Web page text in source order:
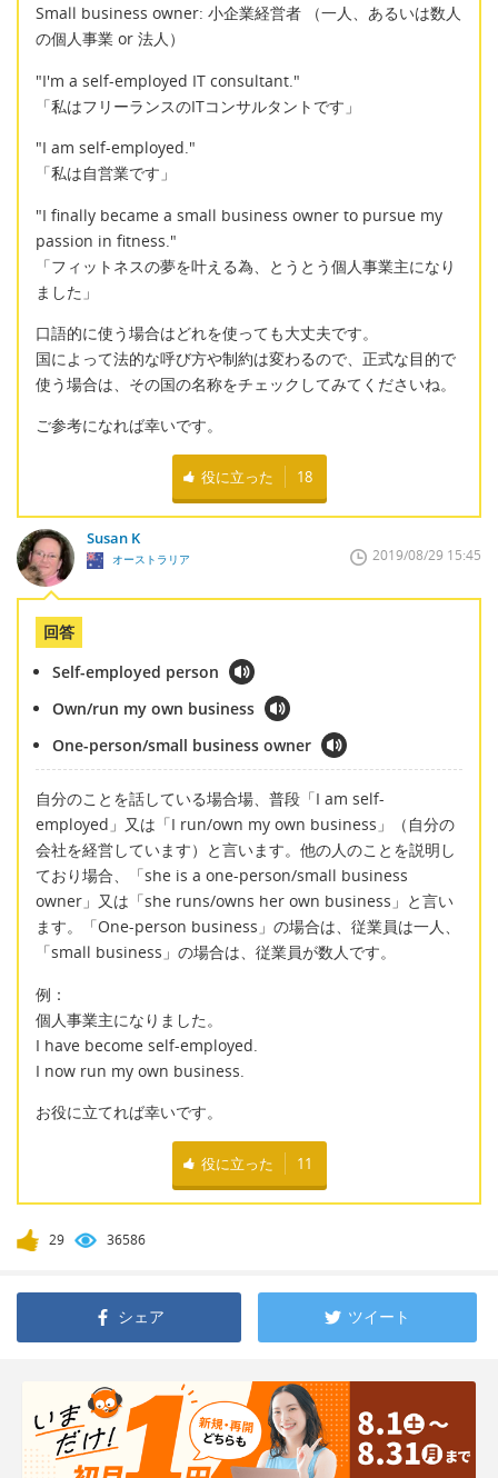
Small business owner: 小企業経営者 （一人、あるいは数人
の個人事業 or 法人）
"I'm a self-employed IT consultant."
「私はフリーランスのITコンサルタントです」
"I am self-employed."
「私は自営業です」
"I finally became a small business owner to pursue my
passion in fitness."
「フィットネスの夢を叶える為、とうとう個人事業主になり
ました」
口語的に使う場合はどれを使っても大丈夫です。
国によって法的な呼び方や制約は変わるので、正式な目的で
使う場合は、その国の名称をチェックしてみてくださいね。
ご参考になれば幸いです。
役に立った 18
Susan K
オーストラリア 2019/08/29 15:45
回答
Self-employed person
Own/run my own business
One-person/small business owner
自分のことを話している場合場、普段「I am self-
employed」又は「I run/own my own business」（自分の
会社を経営しています）と言います。他の人のことを説明し
ており場合、「she is a one-person/small business
owner」又は「she runs/owns her own business」と言い
ます。「One-person business」の場合は、従業員は一人、
「small business」の場合は、従業員が数人です。
例：
個人事業主になりました。
I have become self-employed.
I now run my own business.
お役に立てれば幸いです。
役に立った 11
29 36586
シェア ツイート